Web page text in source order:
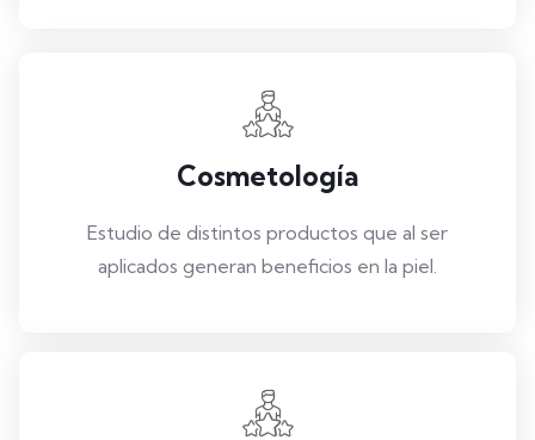
Cosmetología
Estudio de distintos productos que al ser
aplicados generan beneficios en la piel.